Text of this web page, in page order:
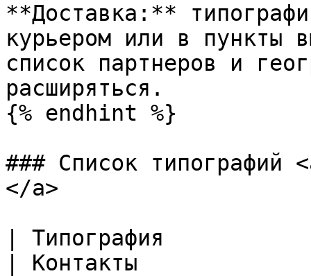
**Доставка:**
курьером или в пункты
список партнеров и
расширяться.
{% endhint %}
### Список
</a>
| Типография
| Контакты